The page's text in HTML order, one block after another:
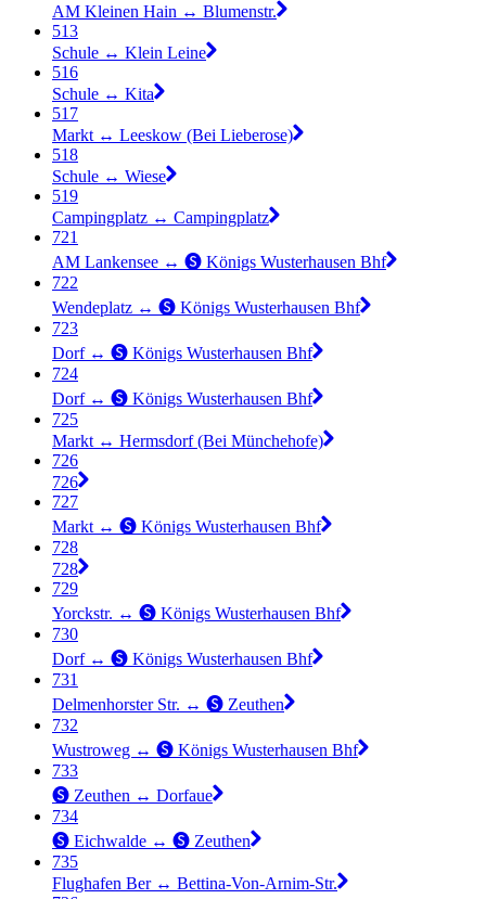
AM Kleinen Hain ↔︎ Blumenstr.
513
Schule ↔︎ Klein Leine
516
Schule ↔︎ Kita
517
Markt ↔︎ Leeskow (Bei Lieberose)
518
Schule ↔︎ Wiese
519
Campingplatz ↔︎ Campingplatz
721
AM Lankensee ↔︎ 🅢 Königs Wusterhausen Bhf
722
Wendeplatz ↔︎ 🅢 Königs Wusterhausen Bhf
723
Dorf ↔︎ 🅢 Königs Wusterhausen Bhf
724
Dorf ↔︎ 🅢 Königs Wusterhausen Bhf
725
Markt ↔︎ Hermsdorf (Bei Münchehofe)
726
726
727
Markt ↔︎ 🅢 Königs Wusterhausen Bhf
728
728
729
Yorckstr. ↔︎ 🅢 Königs Wusterhausen Bhf
730
Dorf ↔︎ 🅢 Königs Wusterhausen Bhf
731
Delmenhorster Str. ↔︎ 🅢 Zeuthen
732
Wustroweg ↔︎ 🅢 Königs Wusterhausen Bhf
733
🅢 Zeuthen ↔︎ Dorfaue
734
🅢 Eichwalde ↔︎ 🅢 Zeuthen
735
Flughafen Ber ↔︎ Bettina-Von-Arnim-Str.